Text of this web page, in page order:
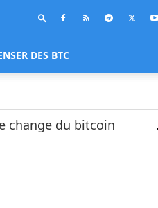
DES BTC
change du bitcoin